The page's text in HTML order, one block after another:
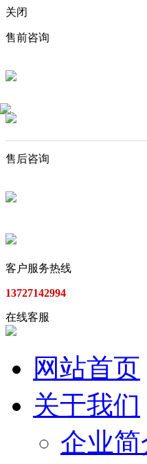
关闭
售前咨询
售后咨询
客户服务热线
13727142994
在线客服
网站首页
关于我们
企业简